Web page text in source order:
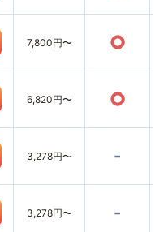
7,800円〜 ○
6,820円〜 ○
3,278円〜 -
3,278円〜 -